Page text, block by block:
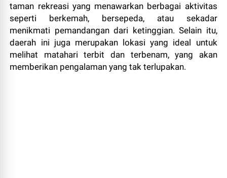
taman rekreasi yang menawarkan berbagai aktivitas
seperti berkemah, bersepeda, atau sekadar
menikmati pemandangan dari ketinggian. Selain itu,
daerah ini juga merupakan lokasi yang ideal untuk
melihat matahari terbit dan terbenam, yang akan
memberikan pengalaman yang tak terlupakan.